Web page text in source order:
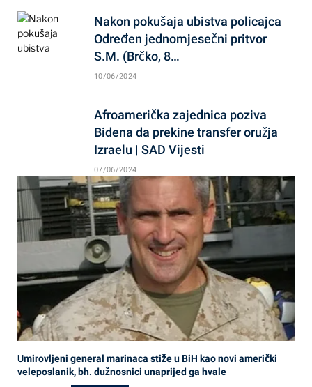
Nakon pokušaja ubistva policajca
Određen jednomjesečni pritvor
S.M. (Brčko, 8…
10/06/2024
Afroamerička zajednica poziva
Bidena da prekine transfer oružja
Izraelu | SAD Vijesti
07/06/2024
Umirovljeni general marinaca stiže u BiH kao novi američki
veleposlanik, bh. dužnosnici unaprijed ga hvale